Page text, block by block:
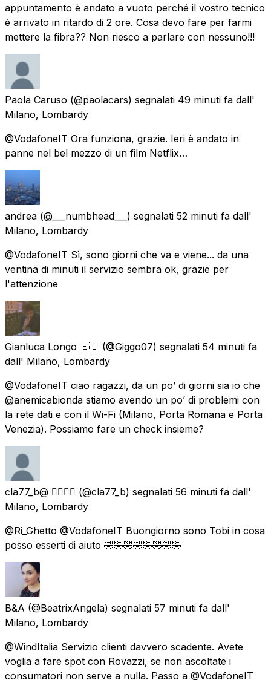
appuntamento è andato a vuoto perché il vostro tecnico
è arrivato in ritardo di 2 ore. Cosa devo fare per farmi
mettere la fibra?? Non riesco a parlare con nessuno!!!
Paola Caruso (@paolacars) segnalati 49 minuti fa dall'
Milano, Lombardy
@VodafoneIT Ora funziona, grazie. Ieri è andato in
panne nel bel mezzo di un film Netflix…
andrea (@___numbhead___) segnalati 52 minuti fa dall'
Milano, Lombardy
@VodafoneIT Sì, sono giorni che va e viene... da una
ventina di minuti il servizio sembra ok, grazie per
l'attenzione
Gianluca Longo 🇪🇺 (@Giggo07) segnalati 54 minuti fa
dall' Milano, Lombardy
@VodafoneIT ciao ragazzi, da un po’ di giorni sia io che
@anemicabionda stiamo avendo un po’ di problemi con
la rete dati e con il Wi-Fi (Milano, Porta Romana e Porta
Venezia). Possiamo fare un check insieme?
cla77_b@ 🏳️‍🌈♉️🧸 (@cla77_b) segnalati 56 minuti fa dall'
Milano, Lombardy
@Ri_Ghetto @VodafoneIT Buongiorno sono Tobi in cosa
posso esserti di aiuto 🤣🤣🤣🤣🤣🤣🤣🤣
B&A (@BeatrixAngela) segnalati 57 minuti fa dall'
Milano, Lombardy
@WindItalia Servizio clienti davvero scadente. Avete
voglia a fare spot con Rovazzi, se non ascoltate i
consumatori non serve a nulla. Passo a @VodafoneIT